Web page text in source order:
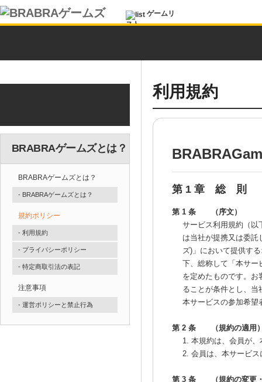
ゲームリ
スト
BRABRAゲームズとは？
BRABRAゲームズとは？
- BRABRAゲームズとは？
規約ポリシー
- 利用規約
- プライバシーポリシー
- 特定商取引法の表記
注意事項
- 運営ポリシーと禁止行為
利用規約
第 1 章 総 則
第 1 条 （序文）
サービス利用規約（以
は当社が提携又は委
ズ)」において提供す
下、総称して「本サー
を定めたものです。
ることが条件とし、
本サービスの参加希望
第 2 条 （規約の適用
1. 本規約は、会員が
2. 会員は、本サービ
第 3 条 （規約の変更